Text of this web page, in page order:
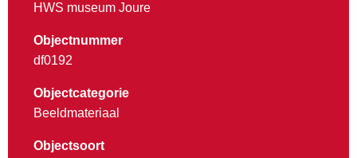
HWS museum Joure
Objectnummer
df0192
Objectcategorie
Beeldmateriaal
Objectsoort